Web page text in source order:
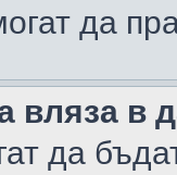
да
вляза в
да